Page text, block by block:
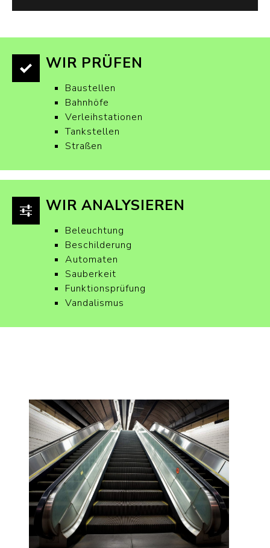
WIR PRÜFEN
Baustellen
Bahnhöfe
Verleihstationen
Tankstellen
Straßen
WIR ANALYSIEREN
Beleuchtung
Beschilderung
Automaten
Sauberkeit
Funktionsprüfung
Vandalismus